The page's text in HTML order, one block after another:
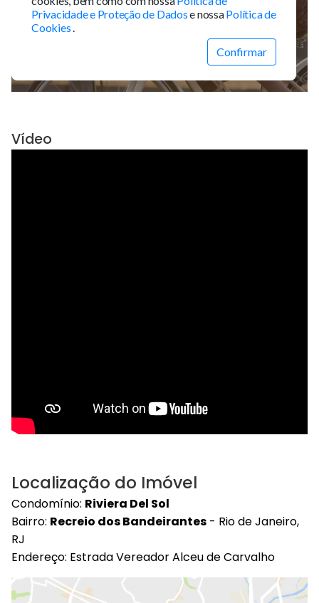
Vídeo
Localização do Imóvel
Condomínio: Riviera Del Sol
Bairro: Recreio dos Bandeirantes - Rio de Janeiro,
RJ
Endereço: Estrada Vereador Alceu de Carvalho